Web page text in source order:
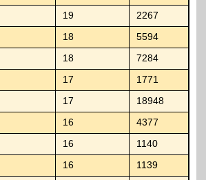
19 2267
18 5594
18 7284
17 1771
17 18948
16 4377
16 1140
16 1139